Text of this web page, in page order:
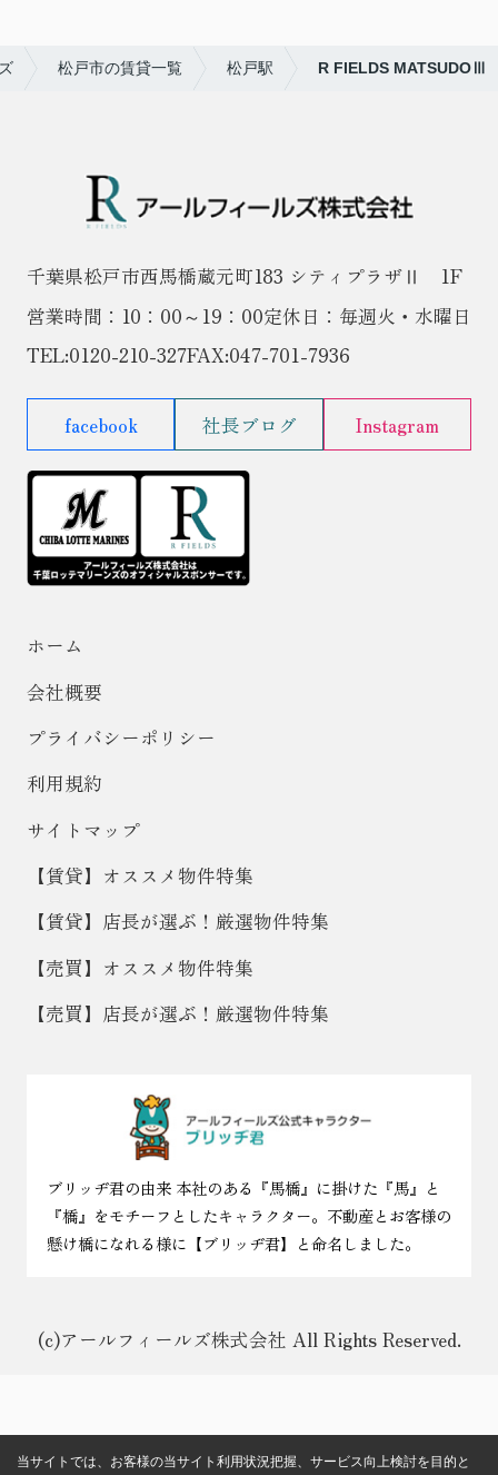
松戸市の賃貸一覧 松戸駅 R FIELDS MATSUDOⅢ
千葉県松戸市西馬橋蔵元町183 シティプラザⅡ 1F
営業時間：10：00～19：00定休日：毎週火・水曜日
TEL:0120-210-327FAX:047-701-7936
facebook 社長ブログ Instagram
ホーム
会社概要
プライバシーポリシー
利用規約
サイトマップ
【賃貸】オススメ物件特集
【賃貸】店長が選ぶ！厳選物件特集
【売買】オススメ物件特集
【売買】店長が選ぶ！厳選物件特集
ブリッヂ君の由来 本社のある『馬橋』に掛けた『馬』と
『橋』をモチーフとしたキャラクター。不動産とお客様の
懸け橋になれる様に【ブリッヂ君】と命名しました。
(c)アールフィールズ株式会社 All Rights Reserved.
当サイトでは、お客様の当サイト利用状況把握、サービス向上検討を目的と